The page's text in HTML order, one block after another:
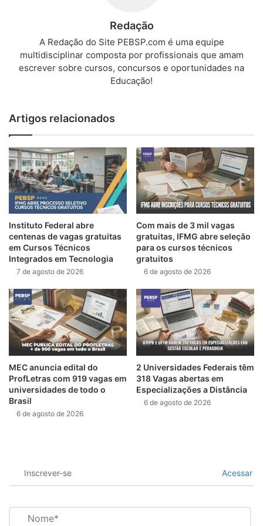
Redação
A Redação do Site PEBSP.com é uma equipe
multidisciplinar composta por profissionais que amam
escrever sobre cursos, concursos e oportunidades na
Educação!
Artigos relacionados
Instituto Federal abre
centenas de vagas gratuitas
em Cursos Técnicos
Integrados em Tecnologia
7 de agosto de 2026
Com mais de 3 mil vagas
gratuitas, IFMG abre seleção
para os cursos técnicos
gratuitos
6 de agosto de 2026
MEC anuncia edital do
ProfLetras com 919 vagas em
universidades de todo o
Brasil
6 de agosto de 2026
2 Universidades Federais têm
318 Vagas abertas em
Especializações a Distância
6 de agosto de 2026
Inscrever-se Acessar